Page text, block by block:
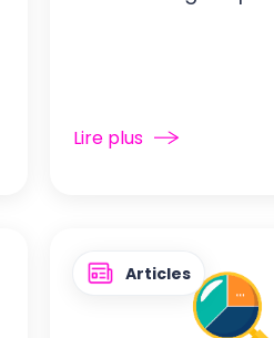
Lire plus
Articles